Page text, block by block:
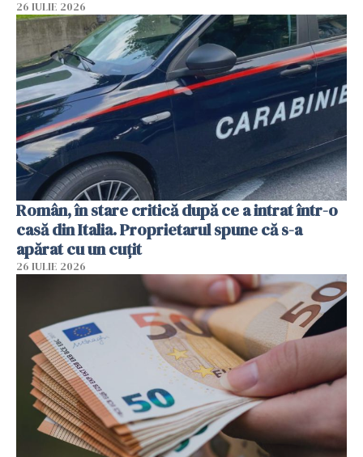
26 IULIE 2026
Român, în stare critică după ce a intrat într-o
casă din Italia. Proprietarul spune că s-a
apărat cu un cuțit
26 IULIE 2026